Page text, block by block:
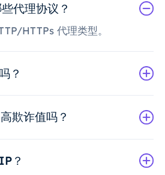
代理协议？
HTTPs 代理类型。
？
欺诈值吗？
？